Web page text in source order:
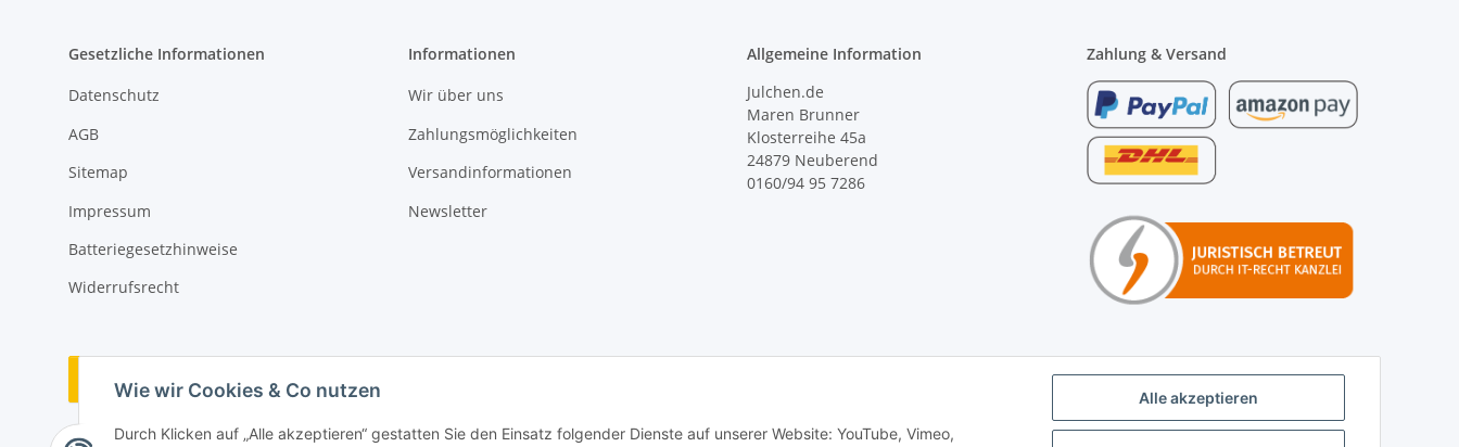
Alle akzeptieren
Wie wir Cookies & Co nutzen
Durch Klicken auf „Alle akzeptieren“ gestatten Sie den Einsatz folgender Dienste auf unserer Website: YouTube, Vimeo,
Gesetzliche Informationen
Datenschutz
AGB
Sitemap
Impressum
Batteriegesetzhinweise
Widerrufsrecht
Informationen
Wir über uns
Zahlungsmöglichkeiten
Versandinformationen
Newsletter
Allgemeine Information
Julchen.de
Maren Brunner
Klosterreihe 45a
24879 Neuberend
0160/94 95 7286
Zahlung & Versand
Vertrag widerrufen